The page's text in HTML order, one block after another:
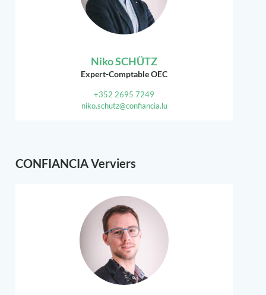
Niko SCHÜTZ
Expert-Comptable OEC
+352 2695 7249
niko.schutz@confiancia.lu
CONFIANCIA Verviers